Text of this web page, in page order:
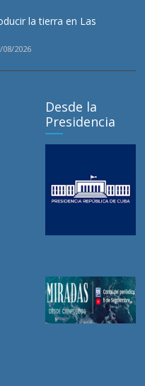
la tierra en Las
2026
Desde la
Presidencia